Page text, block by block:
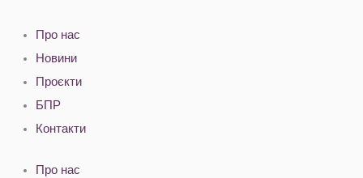
вмісту
Про нас
Новини
Проєкти
БПР
Контакти
Про нас